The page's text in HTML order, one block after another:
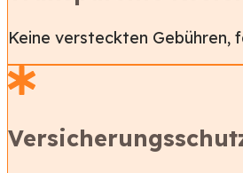
Keine versteckten Gebühren,